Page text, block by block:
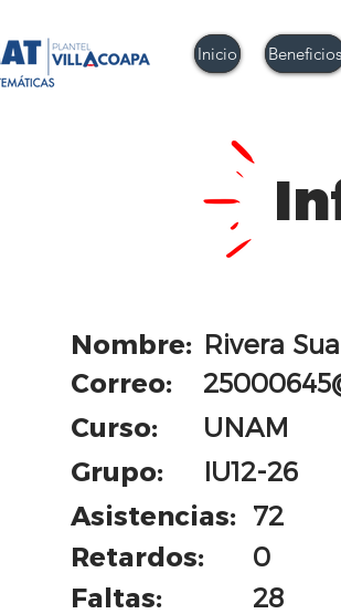
Inicio Beneficios
Nombre: Rivera
Correo:
Curso:
UNAM
Grupo:
IU12-26
Asistencias: 72
Retardos:
0
Faltas:
28